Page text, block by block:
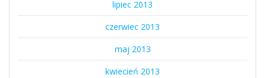
lipiec 2013
czerwiec 2013
maj 2013
kwiecień 2013